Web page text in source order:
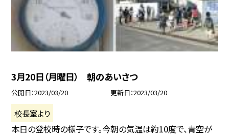
3月20日（月曜日） 朝のあいさつ
公開日 2023/03/20 更新日 2023/03/20
校長室より
本日の登校時の様子です。今朝の気温は約10度で、青空が